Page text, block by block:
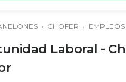
› CHOFER › EMPLEOS
Laboral -